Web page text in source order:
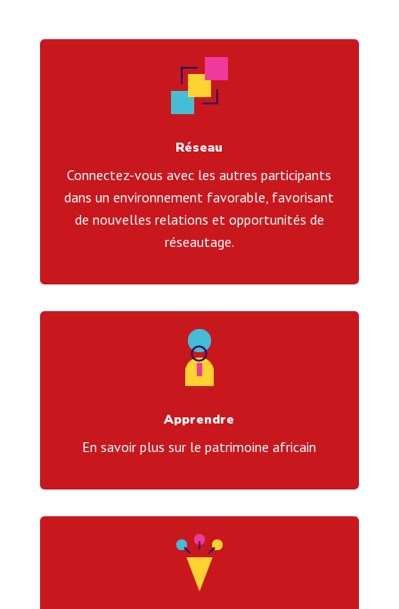
Réseau
Connectez-vous avec les autres participants
dans un environnement favorable, favorisant
de nouvelles relations et opportunités de
réseautage.
Apprendre
En savoir plus sur le patrimoine africain